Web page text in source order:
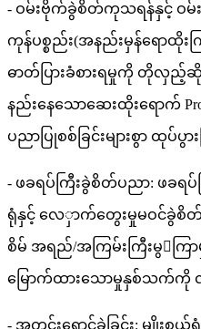
- ဝမ်းဗိုက်ခွဲစိတ်ကုသရန်နှင့် ဝမ်
ကုန်ပစ္စည်း(အနည်းမှန်ရောထိုးက
ဓာတ်ပြားခံစားရမှုကို တိုလှည့်ဆို
နည်းနေသောဆေးထိုးရောက်
ပညာပြုစစ်ခြင်းများစွာ ထုပ်ပွား
- ဖခရပ်ကြီးခွဲစိတ်ပညာ: ဖခရ
ရုံနှင့် လေှာက်တွေးမှုမဝင်ခွဲစိ
စိမ် အရည်/အကြမ်းကြီးမွကြ
မြောက်ထားသောမှုနှစ်သက်ကို
- အတွင်းရောင်ခွဲခြင်း: မျိုးစွယ်